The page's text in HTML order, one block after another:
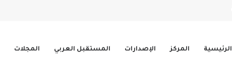
الرئيسية المركز الإصدارات المستقبل العربي المجلات